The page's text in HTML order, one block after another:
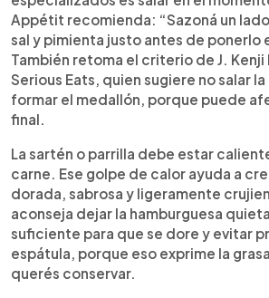
Appétit recomienda: “Sazoná un
sal y pimienta justo antes de ponerlo
También retoma el criterio de J.
Serious Eats, quien sugiere no salar
formar el medallón, porque puede
final.
La sartén o parrilla debe estar
carne. Ese golpe de calor ayuda a
dorada, sabrosa y ligeramente
aconseja dejar la hamburguesa
suficiente para que se dore y evitar
espátula, porque eso exprime la
querés conservar.